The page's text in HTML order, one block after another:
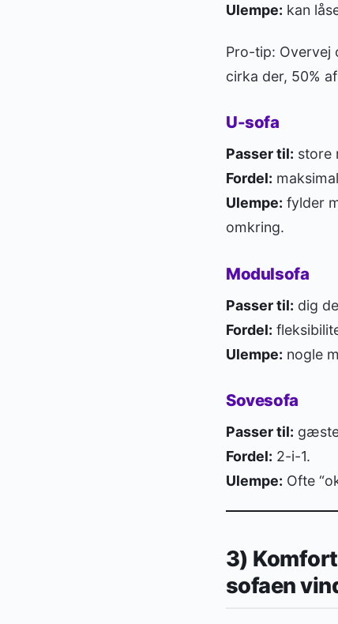
Ulempe: kan
Pro-tip: Overvej
cirka der, 50%
U-sofa
Passer til: store
Fordel:
Ulempe: fylder
omkring.
Modulsofa
Passer til: dig
Fordel:
Ulempe: nogle
Sovesofa
Passer til:
Fordel: 2-i-1.
Ulempe: Ofte
3)
sofaen